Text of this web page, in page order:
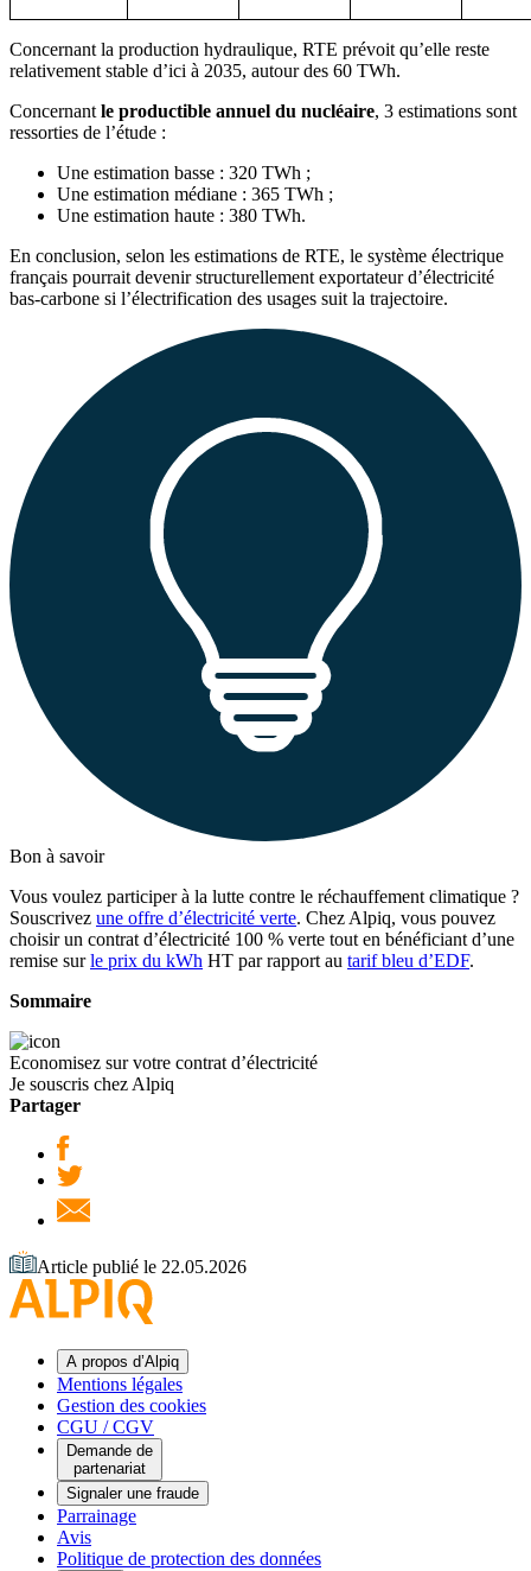
Concernant la production hydraulique, RTE prévoit qu’elle reste
relativement stable d’ici à 2035, autour des 60 TWh.
Concernant le productible annuel du nucléaire, 3 estimations sont
ressorties de l’étude :
Une estimation basse : 320 TWh ;
Une estimation médiane : 365 TWh ;
Une estimation haute : 380 TWh.
En conclusion, selon les estimations de RTE, le système électrique
français pourrait devenir structurellement exportateur d’électricité
bas-carbone si l’électrification des usages suit la trajectoire.
Bon à savoir
Vous voulez participer à la lutte contre le réchauffement climatique ?
Souscrivez une offre d’électricité verte. Chez Alpiq, vous pouvez
choisir un contrat d’électricité 100 % verte tout en bénéficiant d’une
remise surle prix du kWh HT par rapport au tarif bleu d’EDF.
Sommaire
Economisez sur votre contrat d’électricité
Je souscris chez Alpiq
Partager
Article publié le 22.05.2026
A propos d’Alpiq
Mentions légales
Gestion des cookies
CGU / CGV
Demande de
partenariat
Signaler une fraude
Parrainage
Avis
Politique de protection des données